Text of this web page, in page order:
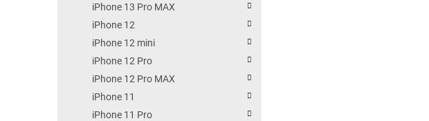
iPhone 13 Pro MAX
iPhone 12
iPhone 12 mini
iPhone 12 Pro
iPhone 12 Pro MAX
iPhone 11
iPhone 11 Pro